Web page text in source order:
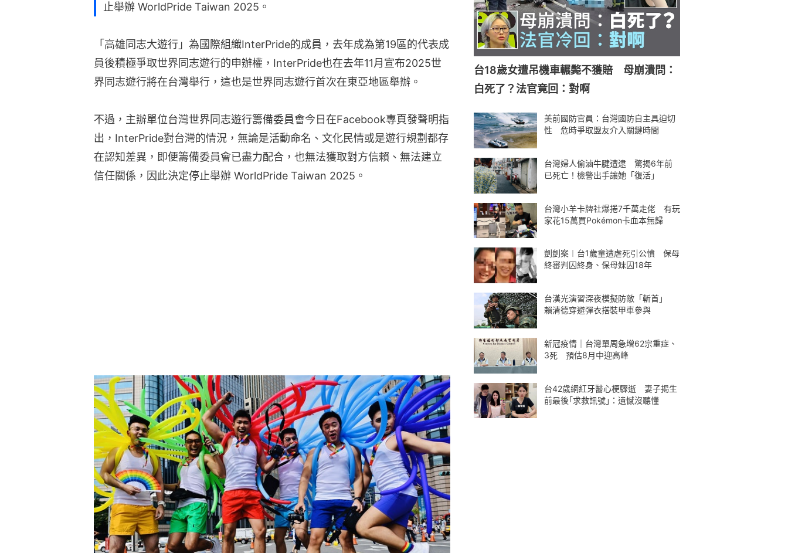
止舉辦 WorldPride Taiwan 2025。
「高雄同志大遊行」為國際組織InterPride的成員，去年成為第19區的代表成
員後積極爭取世界同志遊行的申辦權，InterPride也在去年11月宣布2025世
界同志遊行將在台灣舉行，這也是世界同志遊行首次在東亞地區舉辦。
不過，主辦單位台灣世界同志遊行籌備委員會今日在Facebook專頁發聲明指
出，InterPride對台灣的情況，無論是活動命名、文化民情或是遊行規劃都存
在認知差異，即便籌備委員會已盡力配合，也無法獲取對方信賴、無法建立
信任關係，因此決定停止舉辦 WorldPride Taiwan 2025。
台18歲女遭吊機車輾斃不獲賠 母崩潰問：
白死了？法官竟回：對啊
美前國防官員：台灣國防自主具迫切
性 危時爭取盟友介入關鍵時間
台灣婦人偷滷牛腱遭逮 驚揭6年前
已死亡！檢警出手讓她「復活」
台灣小羊卡牌社爆捲7千萬走佬 有玩
家花15萬買Pokémon卡血本無歸
剴剴案︱台1歲童遭虐死引公憤 保母
終審判囚終身、保母妹囚18年
台漢光演習深夜模擬防敵「斬首」
賴清德穿避彈衣搭裝甲車參與
新冠疫情｜台灣單周急增62宗重症、
3死 預估8月中迎高峰
台42歲網紅牙醫心梗驟逝 妻子揭生
前最後｢求救訊號｣：遺憾沒聽懂